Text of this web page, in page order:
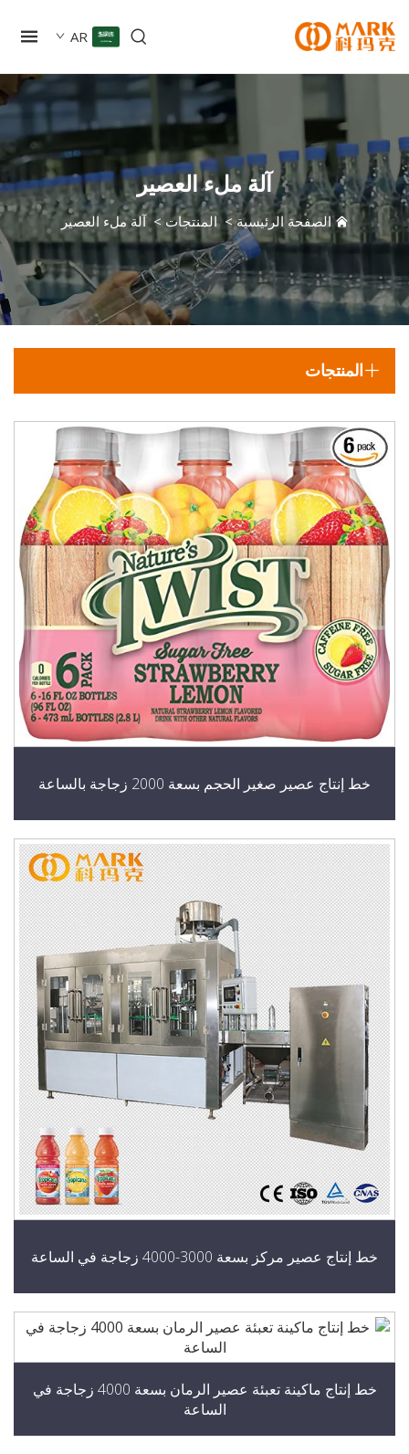
AR
آلة ملء العصير
الصفحة الرئيسية>المنتجات>آلة ملء العصير
المنتجات
إنتاج عصير صغير الحجم بسعة 2000 زجاجة بالساعة
عصير مركز بسعة 3000-4000 زجاجة في الساعة
خط إنتاج ماكينة تعبئة عصير الرمان بسعة 4000 زجاجة في
الساعة